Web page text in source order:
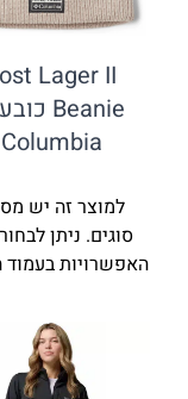
Lost
Beanie כובע –
זה יש מספר
לבחור את
בעמוד המוצר